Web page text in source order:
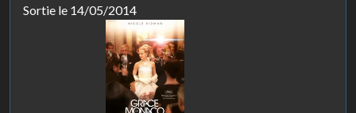
Sortie le 14/05/2014